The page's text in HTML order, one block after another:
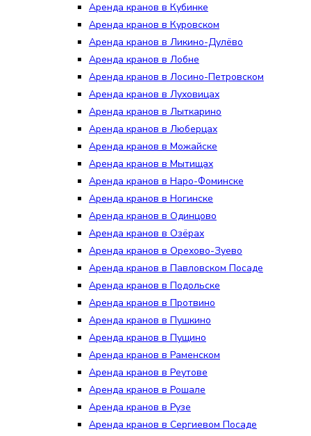
Аренда кранов в Кубинке
Аренда кранов в Куровском
Аренда кранов в Ликино-Дулёво
Аренда кранов в Лобне
Аренда кранов в Лосино-Петровском
Аренда кранов в Луховицах
Аренда кранов в Лыткарино
Аренда кранов в Люберцах
Аренда кранов в Можайске
Аренда кранов в Мытищах
Аренда кранов в Наро-Фоминске
Аренда кранов в Ногинске
Аренда кранов в Одинцово
Аренда кранов в Озёрах
Аренда кранов в Орехово-Зуево
Аренда кранов в Павловском Посаде
Аренда кранов в Подольске
Аренда кранов в Протвино
Аренда кранов в Пушкино
Аренда кранов в Пущино
Аренда кранов в Раменском
Аренда кранов в Реутове
Аренда кранов в Рошале
Аренда кранов в Рузе
Аренда кранов в Сергиевом Посаде